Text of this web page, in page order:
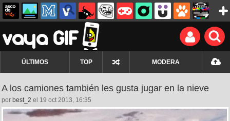
ÚLTIMOS TOP MODERA
A los camiones también les gusta jugar en la nieve
por best_2 el 19 oct 2013, 16:35